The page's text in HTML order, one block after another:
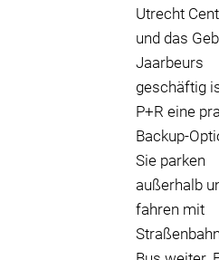
Utrecht
und das
Jaarbeurs
geschäftig
P+R eine
Backup-
Sie parken
außerhalb
fahren mit